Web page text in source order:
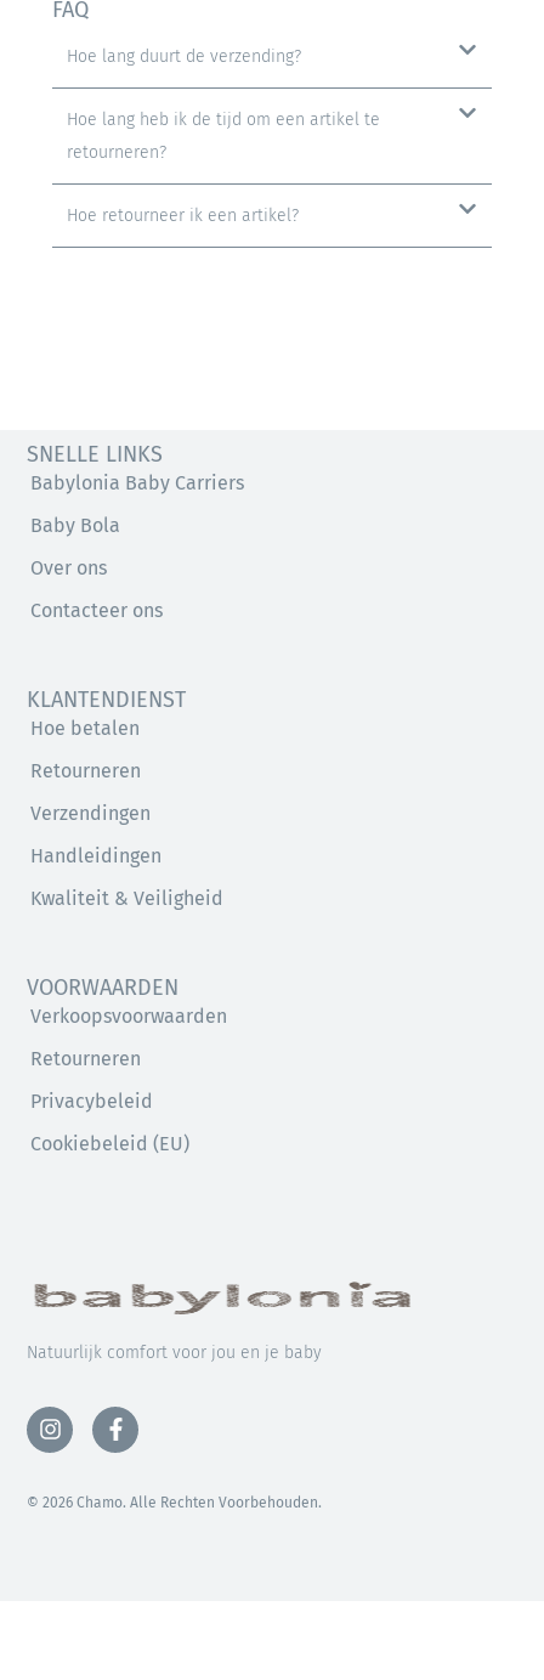
FAQ
Hoe lang duurt de verzending?
Hoe lang heb ik de tijd om een ​​artikel te
retourneren?
Hoe retourneer ik een artikel?
Natuurlijk comfort voor jou en je baby
© 2026 Chamo. Alle Rechten Voorbehouden.
SNELLE LINKS
Babylonia Baby Carriers
Baby Bola
Over ons
Contacteer ons
KLANTENDIENST
Hoe betalen
Retourneren
Verzendingen
Handleidingen
Kwaliteit & Veiligheid
VOORWAARDEN
Verkoopsvoorwaarden
Retourneren
Privacybeleid
Cookiebeleid (EU)